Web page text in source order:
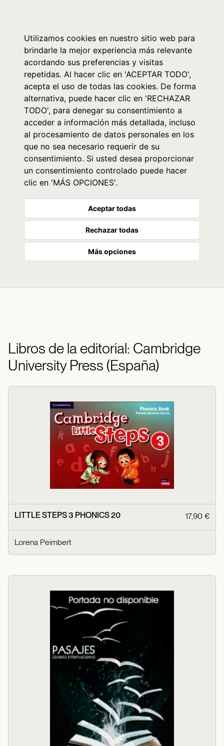
Utilizamos cookies en nuestro sitio web para
brindarle la mejor experiencia más relevante
acordando sus preferencias y visitas
repetidas. Al hacer clic en 'ACEPTAR TODO',
acepta el uso de todas las cookies. De forma
alternativa, puede hacer clic en 'RECHAZAR
TODO', para denegar su consentimiento a
acceder a información más detallada, incluso
al procesamiento de datos personales en los
que no sea necesario requerir de su
consentimiento. Si usted desea proporcionar
un consentimiento controlado puede hacer
clic en 'MÁS OPCIONES'.
Aceptar todas
Rechazar todas
Más opciones
Libros de la editorial: Cambridge
University Press (España)
LITTLE STEPS 3 PHONICS 20 17,90 €
Lorena Peimbert